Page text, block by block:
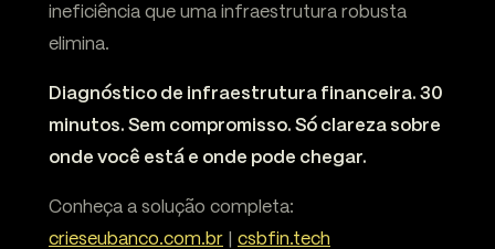
ineficiência que uma infraestrutura robusta
elimina.
Diagnóstico de infraestrutura financeira. 30
minutos. Sem compromisso. Só clareza sobre
onde você está e onde pode chegar.
Conheça a solução completa:
crieseubanco.com.br
csbfin.tech